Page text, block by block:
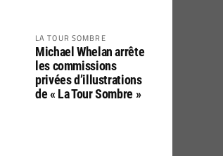
LA TOUR SOMBRE
Michael Whelan arrête
les commissions
privées d’illustrations
de « La Tour Sombre »